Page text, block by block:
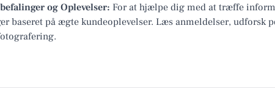
og Oplevelser: For at hjælpe dig med at træffe
baseret på ægte kundeoplevelser. Læs anmeldelser,